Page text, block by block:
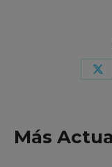
Más